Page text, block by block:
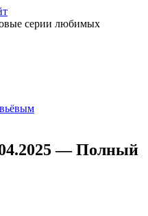
серии любимых
— Полный